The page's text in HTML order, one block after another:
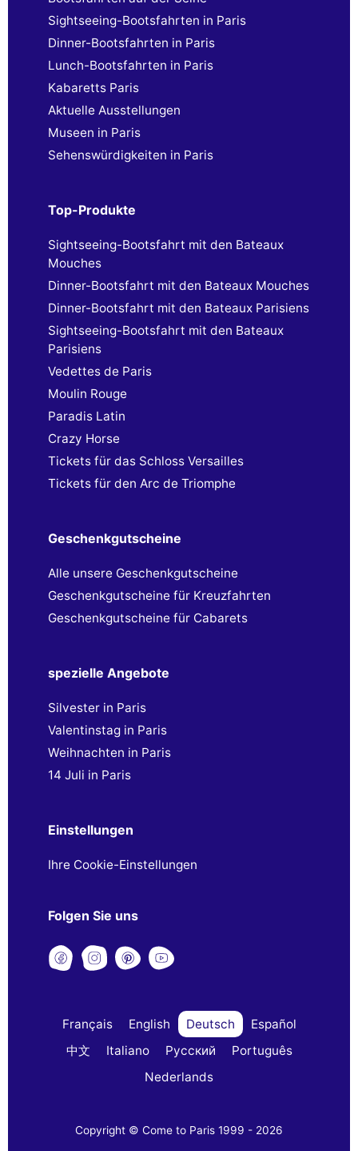
Sightseeing-Bootsfahrten in Paris
Dinner-Bootsfahrten in Paris
Lunch-Bootsfahrten in Paris
Kabaretts Paris
Aktuelle Ausstellungen
Museen in Paris
Sehenswürdigkeiten in Paris
Top-Produkte
Sightseeing-Bootsfahrt mit den Bateaux
Mouches
Dinner-Bootsfahrt mit den Bateaux Mouches
Dinner-Bootsfahrt mit den Bateaux Parisiens
Sightseeing-Bootsfahrt mit den Bateaux
Parisiens
Vedettes de Paris
Moulin Rouge
Paradis Latin
Crazy Horse
Tickets für das Schloss Versailles
Tickets für den Arc de Triomphe
Geschenkgutscheine
Alle unsere Geschenkgutscheine
Geschenkgutscheine für Kreuzfahrten
Geschenkgutscheine für Cabarets
spezielle Angebote
Silvester in Paris
Valentinstag in Paris
Weihnachten in Paris
14 Juli in Paris
Einstellungen
Ihre Cookie-Einstellungen
Folgen Sie uns
Français English Deutsch
Español
中文
Italiano Русский
Português
Nederlands
Copyright © Come to Paris 1999 - 2026